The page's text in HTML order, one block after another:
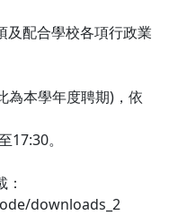
及配合學校各項行政業
為本學年度聘期)，依
17:30。
downloads_2